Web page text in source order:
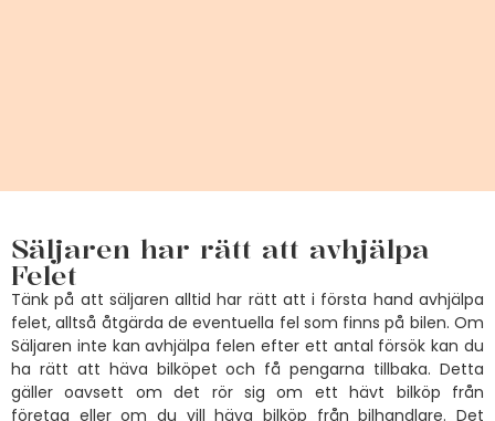
Säljaren har rätt att avhjälpa
Felet
Tänk på att säljaren alltid har rätt att i första hand avhjälpa
felet, alltså åtgärda de eventuella fel som finns på bilen. Om
Säljaren inte kan avhjälpa felen efter ett antal försök kan du
ha rätt att häva bilköpet och få pengarna tillbaka. Detta
gäller oavsett om det rör sig om ett hävt bilköp från
företag eller om du vill häva bilköp från bilhandlare. Det